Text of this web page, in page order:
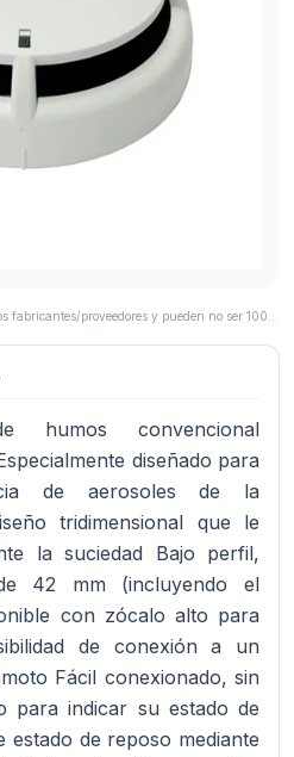
humos convencional
diseñado para
de aerosoles de la
tridimensional que le
la suciedad Bajo perfil,
42 mm (incluyendo el
con zócalo alto para
de conexión a un
Fácil conexionado, sin
para indicar su estado de
estado de reposo mediante